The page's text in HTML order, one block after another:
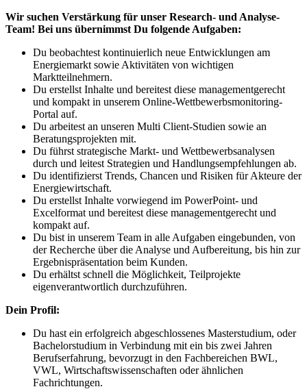
Wir suchen Verstärkung für unser Research- und Analyse-
Team! Bei uns übernimmst Du folgende Aufgaben:
Du beobachtest kontinuierlich neue Entwicklungen am
Energiemarkt sowie Aktivitäten von wichtigen
Marktteilnehmern.
Du erstellst Inhalte und bereitest diese managementgerecht
und kompakt in unserem Online-Wettbewerbsmonitoring-
Portal auf.
Du arbeitest an unseren Multi Client-Studien sowie an
Beratungsprojekten mit.
Du führst strategische Markt- und Wettbewerbsanalysen
durch und leitest Strategien und Handlungsempfehlungen ab.
Du identifizierst Trends, Chancen und Risiken für Akteure der
Energiewirtschaft.
Du erstellst Inhalte vorwiegend im PowerPoint- und
Excelformat und bereitest diese managementgerecht und
kompakt auf.
Du bist in unserem Team in alle Aufgaben eingebunden, von
der Recherche über die Analyse und Aufbereitung, bis hin zur
Ergebnispräsentation beim Kunden.
Du erhältst schnell die Möglichkeit, Teilprojekte
eigenverantwortlich durchzuführen.
Dein Profil:
Du hast ein erfolgreich abgeschlossenes Masterstudium, oder
Bachelorstudium in Verbindung mit ein bis zwei Jahren
Berufserfahrung, bevorzugt in den Fachbereichen BWL,
VWL, Wirtschaftswissenschaften oder ähnlichen
Fachrichtungen.